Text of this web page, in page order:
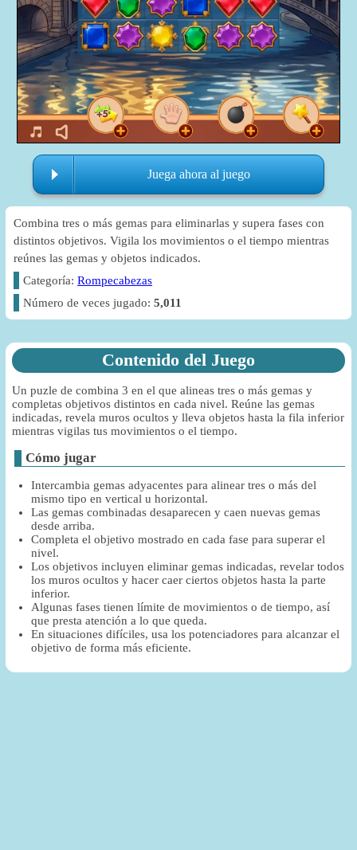
Juega ahora al juego
Combina tres o más gemas para eliminarlas y supera fases con
distintos objetivos. Vigila los movimientos o el tiempo mientras
reúnes las gemas y objetos indicados.
Categoría:Rompecabezas
Número de veces jugado:5,011
Contenido del Juego
Un puzle de combina 3 en el que alineas tres o más gemas y
completas objetivos distintos en cada nivel. Reúne las gemas
indicadas, revela muros ocultos y lleva objetos hasta la fila inferior
mientras vigilas tus movimientos o el tiempo.
Cómo jugar
Intercambia gemas adyacentes para alinear tres o más del
mismo tipo en vertical u horizontal.
Las gemas combinadas desaparecen y caen nuevas gemas
desde arriba.
Completa el objetivo mostrado en cada fase para superar el
nivel.
Los objetivos incluyen eliminar gemas indicadas, revelar todos
los muros ocultos y hacer caer ciertos objetos hasta la parte
inferior.
Algunas fases tienen límite de movimientos o de tiempo, así
que presta atención a lo que queda.
En situaciones difíciles, usa los potenciadores para alcanzar el
objetivo de forma más eficiente.